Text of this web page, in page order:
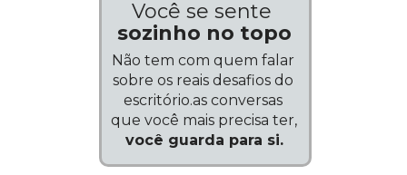
sozinho no topo
Não tem com quem falar
sobre os reais desafios do
escritório.as conversas
que você mais precisa ter,
você guarda para si.